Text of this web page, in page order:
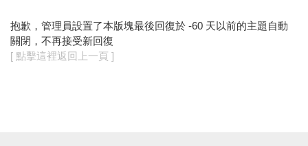
抱歉，管理員設置了本版塊最後回復於 -60 天以前的主題自動
關閉，不再接受新回復
[ 點擊這裡返回上一頁 ]